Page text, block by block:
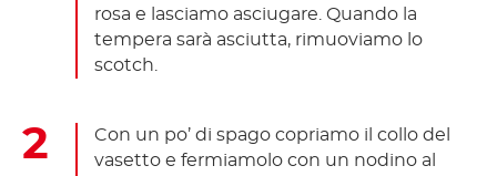
rosa e lasciamo asciugare. Quando la
tempera sarà asciutta, rimuoviamo lo
scotch.
Con un po’ di spago copriamo il collo del
vasetto e fermiamolo con un nodino al